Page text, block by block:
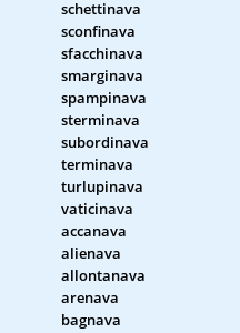
schettinava
sconfinava
sfacchinava
smarginava
spampinava
sterminava
subordinava
terminava
turlupinava
vaticinava
accanava
alienava
allontanava
arenava
bagnava